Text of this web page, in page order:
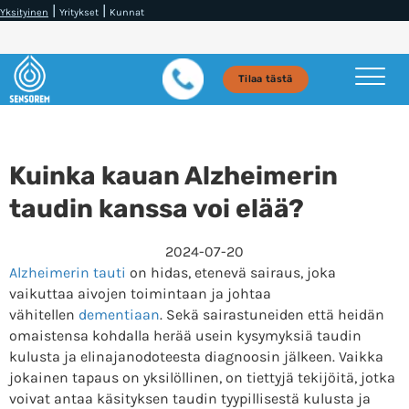
Yksityinen | Yritykset | Kunnat
Tilaa tästä
Kuinka kauan Alzheimerin
taudin kanssa voi elää?
2024-07-20
Alzheimerin tauti on hidas, etenevä sairaus, joka
vaikuttaa aivojen toimintaan ja johtaa
vähitellen dementiaan. Sekä sairastuneiden että heidän
omaistensa kohdalla herää usein kysymyksiä taudin
kulusta ja elinajanodoteesta diagnoosin jälkeen. Vaikka
jokainen tapaus on yksilöllinen, on tiettyjä tekijöitä, jotka
voivat antaa käsityksen taudin tyypillisestä kulusta ja